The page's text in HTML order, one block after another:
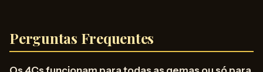
Perguntas Frequentes